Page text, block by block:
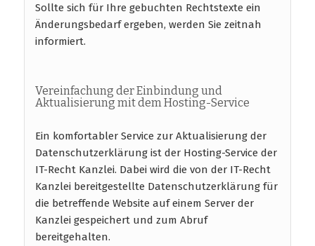
Sollte sich für Ihre gebuchten Rechtstexte ein
Änderungsbedarf ergeben, werden Sie zeitnah
informiert.
Vereinfachung der Einbindung und
Aktualisierung mit dem Hosting-Service
Ein komfortabler Service zur Aktualisierung der
Datenschutzerklärung ist der Hosting-Service der
IT-Recht Kanzlei. Dabei wird die von der IT-Recht
Kanzlei bereitgestellte Datenschutzerklärung für
die betreffende Website auf einem Server der
Kanzlei gespeichert und zum Abruf
bereitgehalten.